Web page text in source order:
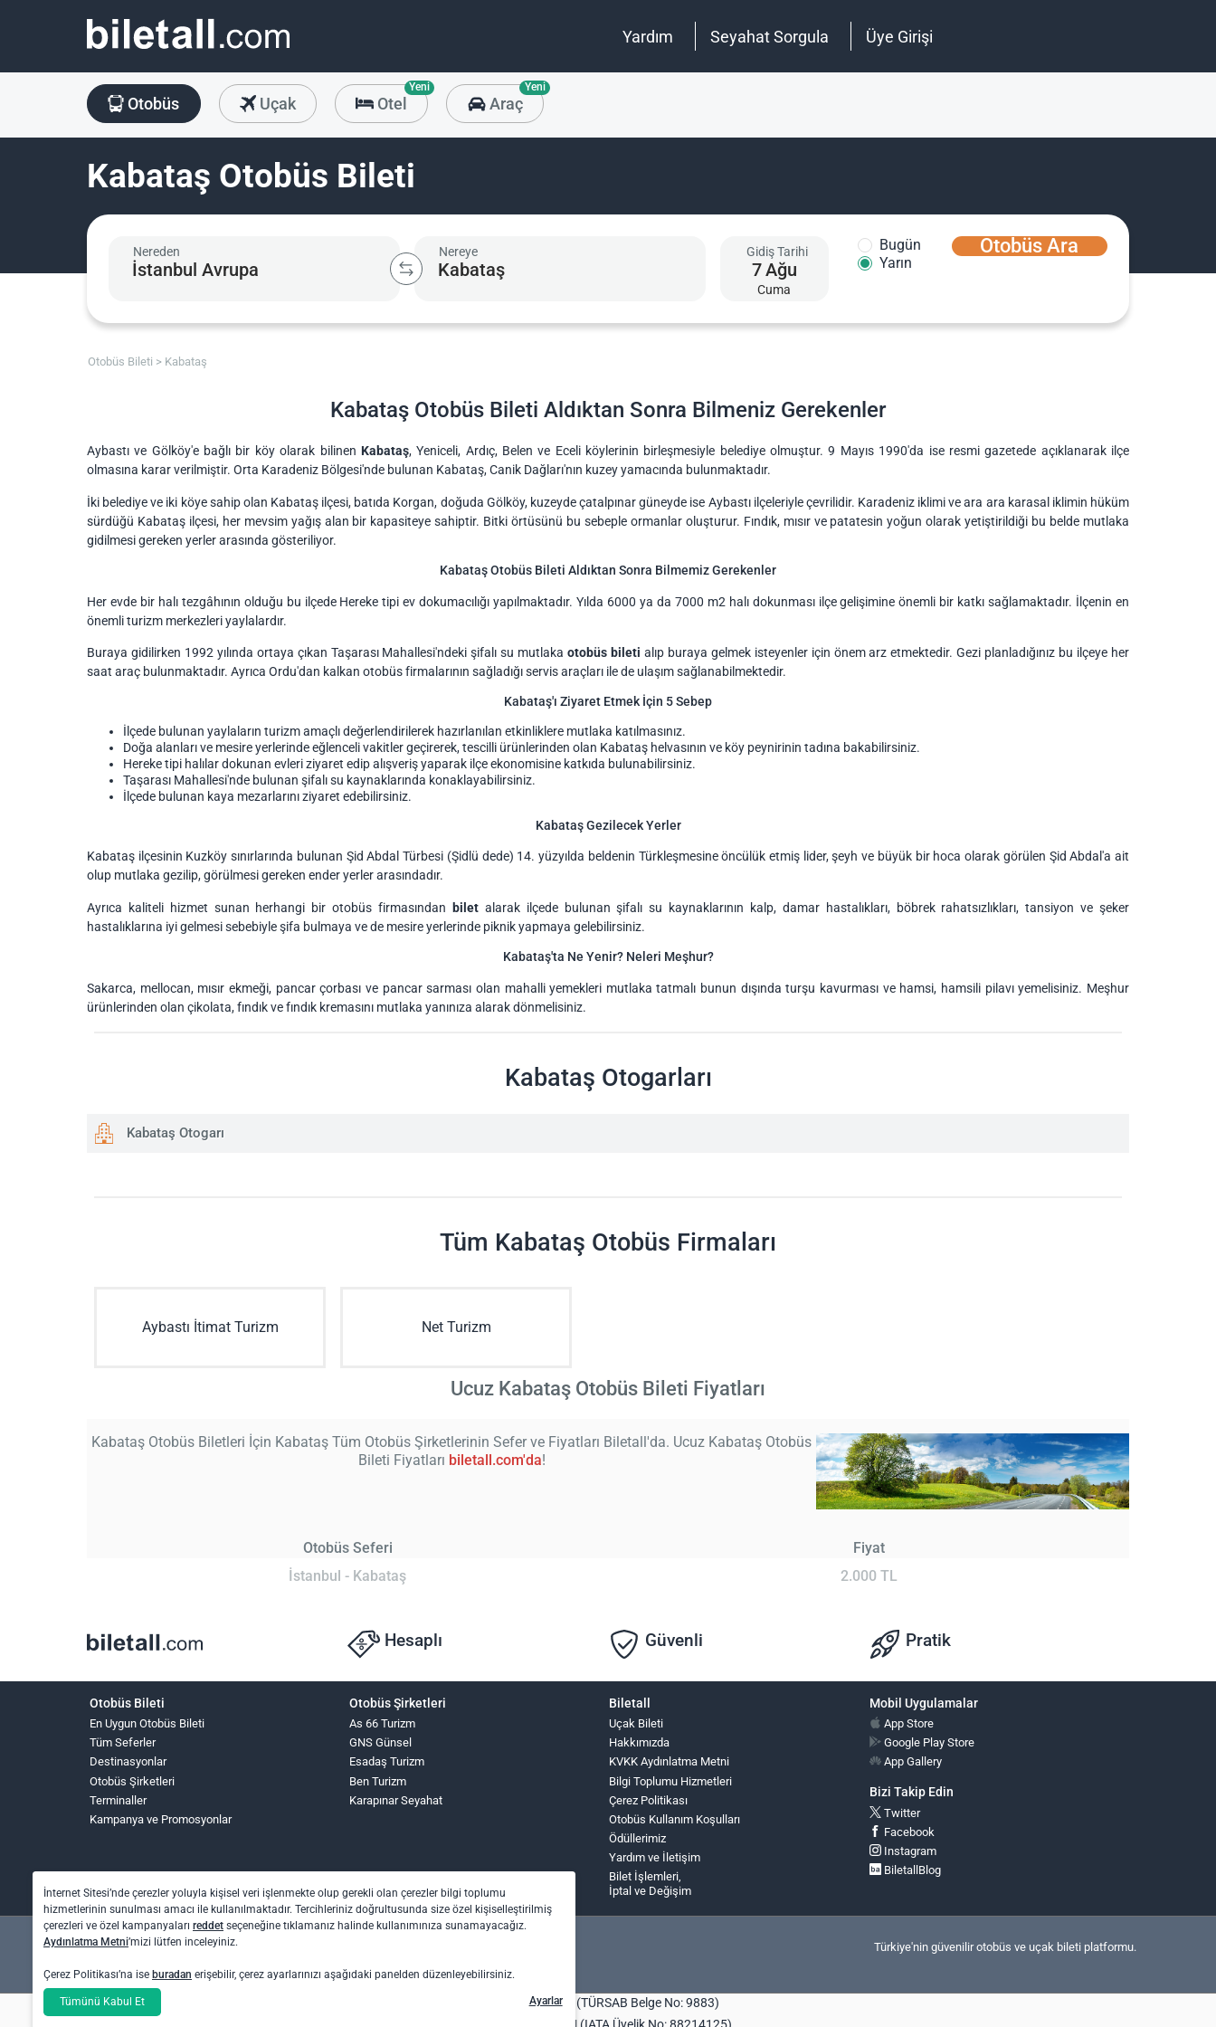
Yardım Seyahat Sorgula Üye Girişi
Otobüs Uçak Otel
Yeni
Araç
Yeni
Kabataş Otobüs Bileti
Nereden Nereye Gidiş Tarihi
7Ağu
Cuma
Bugün
Yarın
Otobüs Ara
Otobüs Bileti Kabataş
Kabataş Otobüs Bileti Aldıktan Sonra Bilmeniz Gerekenler
Aybastı ve Gölköy'e bağlı bir köy olarak bilinen Kabataş, Yeniceli, Ardıç, Belen ve Eceli köylerinin birleşmesiyle belediye olmuştur. 9 Mayıs 1990'da ise resmi gazetede açıklanarak ilçe
olmasına karar verilmiştir. Orta Karadeniz Bölgesi'nde bulunan Kabataş, Canik Dağları'nın kuzey yamacında bulunmaktadır.
İki belediye ve iki köye sahip olan Kabataş ilçesi, batıda Korgan, doğuda Gölköy, kuzeyde çatalpınar güneyde ise Aybastı ilçeleriyle çevrilidir. Karadeniz iklimi ve ara ara karasal iklimin hüküm
sürdüğü Kabataş ilçesi, her mevsim yağış alan bir kapasiteye sahiptir. Bitki örtüsünü bu sebeple ormanlar oluşturur. Fındık, mısır ve patatesin yoğun olarak yetiştirildiği bu belde mutlaka
gidilmesi gereken yerler arasında gösteriliyor.
Kabataş Otobüs Bileti Aldıktan Sonra Bilmemiz Gerekenler
Her evde bir halı tezgâhının olduğu bu ilçede Hereke tipi ev dokumacılığı yapılmaktadır. Yılda 6000 ya da 7000 m2 halı dokunması ilçe gelişimine önemli bir katkı sağlamaktadır. İlçenin en
önemli turizm merkezleri yaylalardır.
Buraya gidilirken 1992 yılında ortaya çıkan Taşarası Mahallesi'ndeki şifalı su mutlakaotobüs bileti alıp buraya gelmek isteyenler için önem arz etmektedir. Gezi planladığınız bu ilçeye her
saat araç bulunmaktadır. Ayrıca Ordu'dan kalkan otobüs firmalarının sağladığı servis araçları ile de ulaşım sağlanabilmektedir.
Kabataş'ı Ziyaret Etmek İçin 5 Sebep
İlçede bulunan yaylaların turizm amaçlı değerlendirilerek hazırlanılan etkinliklere mutlaka katılmasınız.
Doğa alanları ve mesire yerlerinde eğlenceli vakitler geçirerek, tescilli ürünlerinden olan Kabataş helvasının ve köy peynirinin tadına bakabilirsiniz.
Hereke tipi halılar dokunan evleri ziyaret edip alışveriş yaparak ilçe ekonomisine katkıda bulunabilirsiniz.
Taşarası Mahallesi'nde bulunan şifalı su kaynaklarında konaklayabilirsiniz.
İlçede bulunan kaya mezarlarını ziyaret edebilirsiniz.
Kabataş Gezilecek Yerler
Kabataş ilçesinin Kuzköy sınırlarında bulunan Şid Abdal Türbesi (Şidlü dede) 14. yüzyılda beldenin Türkleşmesine öncülük etmiş lider, şeyh ve büyük bir hoca olarak görülen Şid Abdal'a ait
olup mutlaka gezilip, görülmesi gereken ender yerler arasındadır.
Ayrıca kaliteli hizmet sunan herhangi bir otobüs firmasından biletalarak ilçede bulunan şifalı su kaynaklarının kalp, damar hastalıkları, böbrek rahatsızlıkları, tansiyon ve şeker
hastalıklarına iyi gelmesi sebebiyle şifa bulmaya ve de mesire yerlerinde piknik yapmaya gelebilirsiniz.
Kabataş'ta Ne Yenir? Neleri Meşhur?
Sakarca, mellocan, mısır ekmeği, pancar çorbası ve pancar sarması olan mahalli yemekleri mutlaka tatmalı bunun dışında turşu kavurması ve hamsi, hamsili pilavı yemelisiniz. Meşhur
ürünlerinden olan çikolata, fındık ve fındık kremasını mutlaka yanınıza alarak dönmelisiniz.
Kabataş Otogarları
Kabataş Otogarı
Tüm Kabataş Otobüs Firmaları
Aybastı İtimat Turizm Net Turizm
Ucuz Kabataş Otobüs Bileti Fiyatları
Kabataş Otobüs Biletleri İçin Kabataş Tüm Otobüs Şirketlerinin Sefer ve Fiyatları Biletall'da. Ucuz Kabataş Otobüs
Bileti Fiyatları biletall.com'da!
Otobüs Seferi
Fiyat
İstanbul - Kabataş
2.000 TL
Hesaplı Güvenli Pratik
Otobüs Bileti
En Uygun Otobüs Bileti
Tüm Seferler
Destinasyonlar
Otobüs Şirketleri
Terminaller
Kampanya ve Promosyonlar
Otobüs Şirketleri
As 66 Turizm
GNS Günsel
Esadaş Turizm
Ben Turizm
Karapınar Seyahat
Biletall
Uçak Bileti
Hakkımızda
KVKK Aydınlatma Metni
Bilgi Toplumu Hizmetleri
Çerez Politikası
Otobüs Kullanım Koşulları
Ödüllerimiz
Yardım ve İletişim
Bilet İşlemleri,
İptal ve Değişim
Mobil Uygulamalar
App Store
Google Play Store
App Gallery
Bizi Takip Edin
Twitter
Facebook
Instagram
BiletallBlog
Türkiye'nin güvenilir otobüs ve uçak bileti platformu.
Otel rezervasyon ve otobüs bileti işlemleri için: Obilet.com Turizm Seyahat Acentası (TÜRSAB Belge No: 9883)
İnternet Sitesi’nde çerezler yoluyla kişisel veri işlenmekte olup gerekli olan çerezler bilgi toplumu
hizmetlerinin sunulması amacı ile kullanılmaktadır. Tercihleriniz doğrultusunda size özel kişiselleştirilmiş
çerezleri ve özel kampanyaları reddet seçeneğine tıklamanız halinde kullanımınıza sunamayacağız.
Aydınlatma Metni’mizi lütfen inceleyiniz.
Çerez Politikası’na ise buradan erişebilir, çerez ayarlarınızı aşağıdaki panelden düzenleyebilirsiniz.
Tümünü Kabul Et Ayarlar